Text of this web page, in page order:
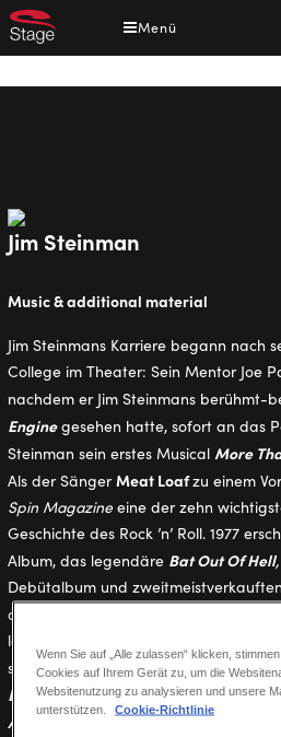
Direkt
zum
Menü
Pfadnavigation
Jim Steinman
Music & additional material
Jim Steinmans Karriere begann nach
College im Theater: Sein Mentor Joe
nachdem er Jim Steinmans berühmt-
Enginegesehen hatte, sofort an das
Steinman sein erstes Musical More
Als der SängerMeat Loafzu einem
Spin Magazineeine der zehn
Geschichte des Rock ’n’ Roll. 1977
Album, das legendäre Bat Out Of Hell,
Debütalbum und
avancierte. Auch die Fortsetzung
landete in 38 Ländern auf Platz 1. Aus
stammen Nummer-1-Hits wie
Dead Ringer,Making Love Out Of
Ain’t Bad
No Matter What,Holding
Wenn Sie auf „Alle zulassen“ klicken,
Cookies auf Ihrem Gerät zu, um die
Websitenutzung zu analysieren und unsere
unterstützen.
Cookie-Richtlinie